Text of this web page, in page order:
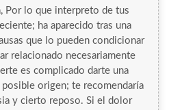
Por lo que interpreto de tus
ha aparecido tras una
que lo pueden condicionar
relacionado necesariamente
es complicado darte una
origen; te recomendaría
y cierto reposo. Si el dolor